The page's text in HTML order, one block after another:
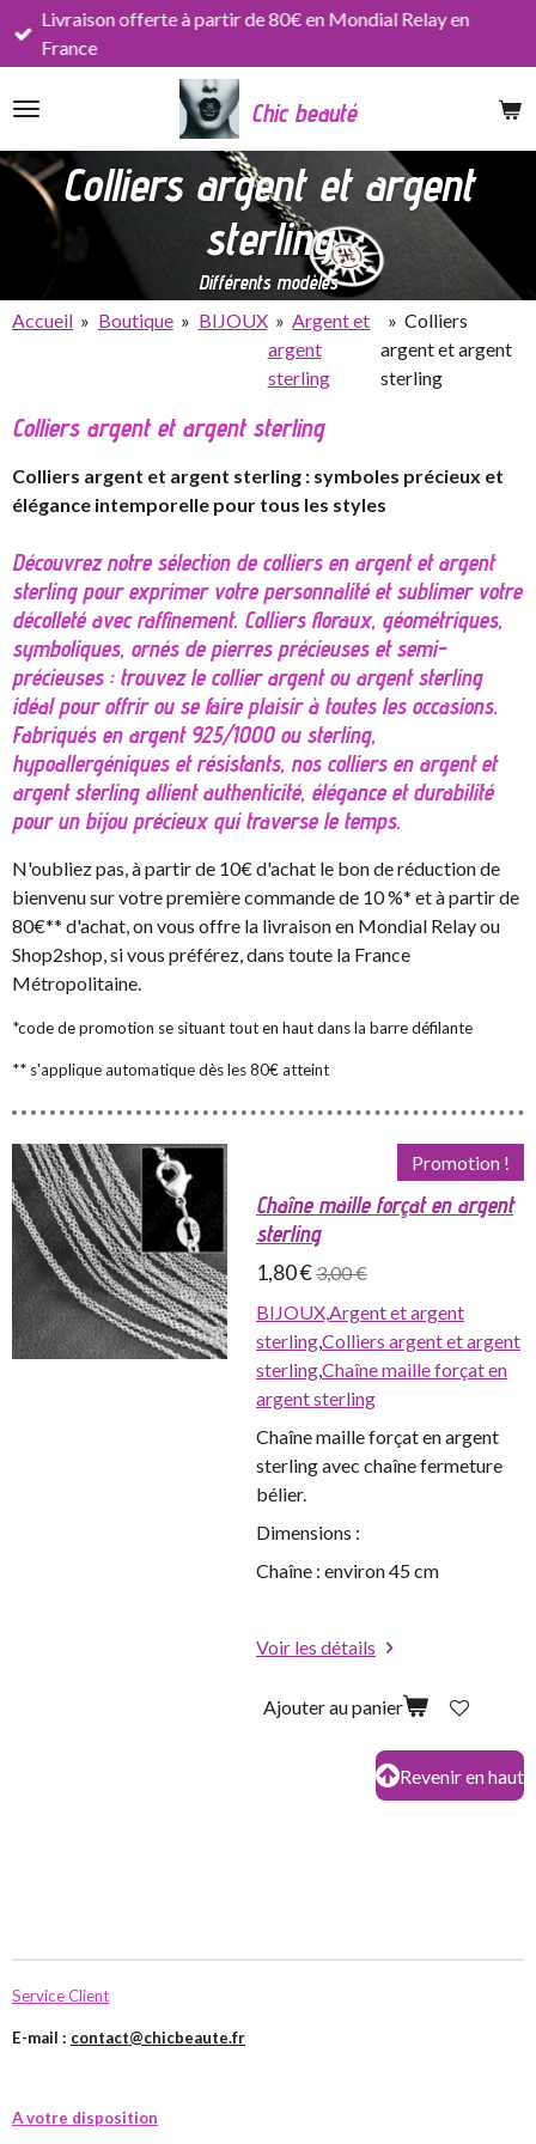
Passer
principal
Chic beauté
Livraison offerte à partir de 80€ en Mondial Relay en
France
Colliers argent et argent
sterling
Différents modèles
Accueil » Boutique » BIJOUX » Argent et
argent
sterling
» Colliers
argent et argent
sterling
Colliers argent et argent sterling
Colliers argent et argent sterling : symboles précieux et
élégance intemporelle pour tous les styles
Découvrez notre sélection de colliers en argent et argent
sterling pour exprimer votre personnalité et sublimer votre
décolleté avec raffinement. Colliers floraux, géométriques,
symboliques, ornés de pierres précieuses et semi-
précieuses : trouvez le collier argent ou argent sterling
idéal pour offrir ou se faire plaisir à toutes les occasions.
Fabriqués en argent 925/1000 ou sterling,
hypoallergéniques et résistants, nos colliers en argent et
argent sterling allient authenticité, élégance et durabilité
pour un bijou précieux qui traverse le temps.
N'oubliez pas, à partir de 10€ d'achat le bon de réduction de
bienvenu sur votre première commande de 10 %* et à partir de
80€** d'achat, on vous offre la livraison en Mondial Relay ou
Shop2shop, si vous préférez, dans toute la France
Métropolitaine.
*code de promotion se situant tout en haut dans la barre défilante
** s'applique automatique dès les 80€ atteint
Promotion !
Chaîne maille forçat en argent
sterling
1,80 €3,00 €
BIJOUX,Argent et argent
sterling,Colliers argent et argent
sterling,Chaîne maille forçat en
argent sterling
Chaîne maille forçat en argent
sterling avec chaîne fermeture
bélier.
Dimensions :
Chaîne : environ 45 cm
Voir les détails
Ajouter au panier
Revenir en haut
Service Client
E-mail : contact@chicbeaute.fr
A votre disposition